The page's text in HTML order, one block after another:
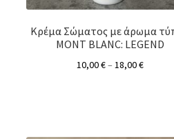
Κρέμα Σώματος με άρωμα
MONT BLANC: LEGEND
10,00€– 18,00€